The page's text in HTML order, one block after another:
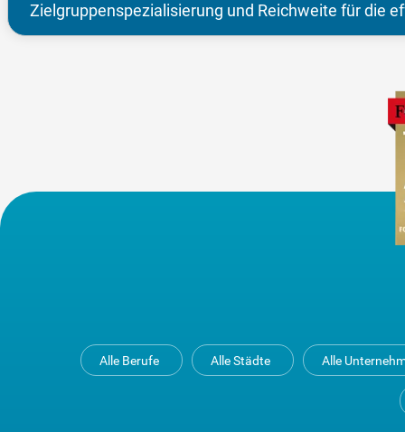
Zielgruppenspezialisierung und Reichweite für die
Alle Berufe Alle Städte Alle